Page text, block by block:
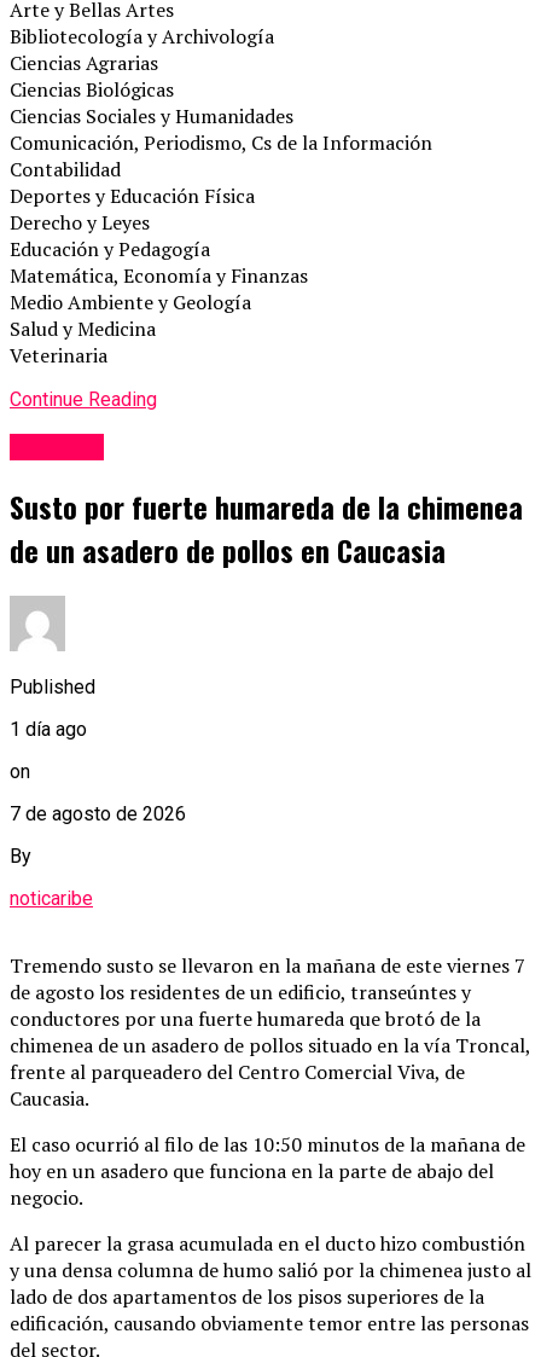
Arte y Bellas Artes
Bibliotecología y Archivología
Ciencias Agrarias
Ciencias Biológicas
Ciencias Sociales y Humanidades
Comunicación, Periodismo, Cs de la Información
Contabilidad
Deportes y Educación Física
Derecho y Leyes
Educación y Pedagogía
Matemática, Economía y Finanzas
Medio Ambiente y Geología
Salud y Medicina
Veterinaria
Continue Reading
Susto por fuerte humareda de la chimenea
de un asadero de pollos en Caucasia
Published
1 día ago
on
7 de agosto de 2026
By
noticaribe
Tremendo susto se llevaron en la mañana de este viernes 7
de agosto los residentes de un edificio, transeúntes y
conductores por una fuerte humareda que brotó de la
chimenea de un asadero de pollos situado en la vía Troncal,
frente al parqueadero del Centro Comercial Viva, de
Caucasia.
El caso ocurrió al filo de las 10:50 minutos de la mañana de
hoy en un asadero que funciona en la parte de abajo del
negocio.
Al parecer la grasa acumulada en el ducto hizo combustión
y una densa columna de humo salió por la chimenea justo al
lado de dos apartamentos de los pisos superiores de la
edificación, causando obviamente temor entre las personas
del sector.